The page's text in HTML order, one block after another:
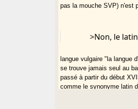
pas la mouche SVP) n'est
>Non, le
langue vulgaire "la langue
se trouve jamais seul au
passé à partir du début
comme le synonyme latin